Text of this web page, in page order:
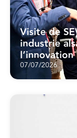
Visite de
industrie
l’innovation
07/07/2026